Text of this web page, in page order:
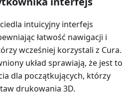
intuicyjny interfejs
łatwość nawigacji i
wcześniej korzystali z Cura.
układ sprawiają, że jest to
dla początkujących, którzy
drukowania 3D.